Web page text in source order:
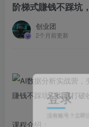
阶梯式賺钱不踩坑
创业团
2个月前更新
课程介绍：
登录
没有账号？立即